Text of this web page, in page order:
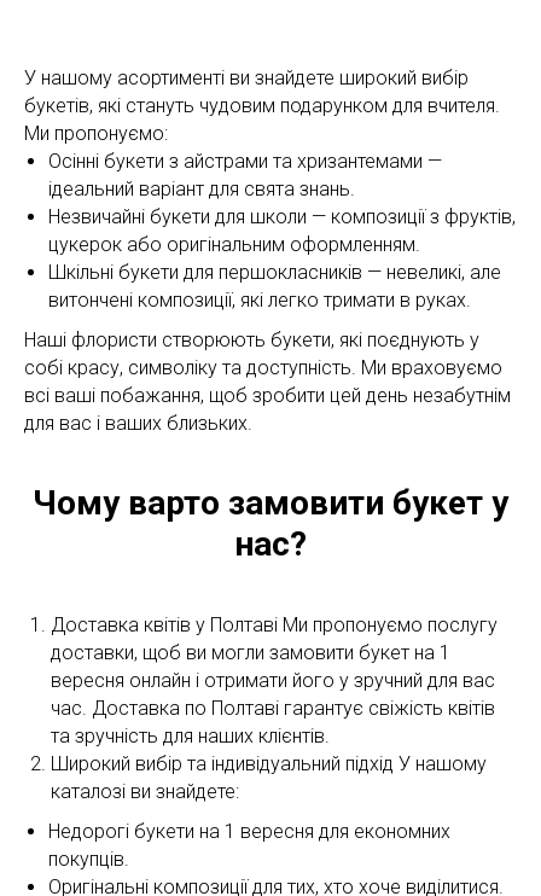
У нашому асортименті ви знайдете широкий вибір
букетів, які стануть чудовим подарунком для вчителя.
Ми пропонуємо:
Осінні букети з айстрами та хризантемами —
ідеальний варіант для свята знань.
Незвичайні букети для школи — композиції з фруктів,
цукерок або оригінальним оформленням.
Шкільні букети для першокласників — невеликі, але
витончені композиції, які легко тримати в руках.
Наші флористи створюють букети, які поєднують у
собі красу, символіку та доступність. Ми враховуємо
всі ваші побажання, щоб зробити цей день незабутнім
для вас і ваших близьких.
Чому варто замовити букет у
нас?
Доставка квітів у Полтаві Ми пропонуємо послугу
доставки, щоб ви могли замовити букет на 1
вересня онлайн і отримати його у зручний для вас
час. Доставка по Полтаві гарантує свіжість квітів
та зручність для наших клієнтів.
Широкий вибір та індивідуальний підхід У нашому
каталозі ви знайдете:
Недорогі букети на 1 вересня для економних
покупців.
Оригінальні композиції для тих, хто хоче виділитися.